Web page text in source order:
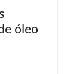
óleo